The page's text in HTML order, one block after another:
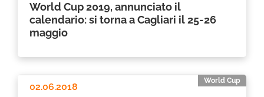
World Cup 2019, annunciato il
calendario: si torna a Cagliari il 25-26
maggio
World Cup
02.06.2018